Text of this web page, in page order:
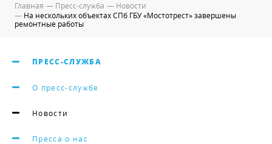
Главная — Пресс-служба — Новости
— На нескольких объектах СПб ГБУ «Мостотрест» завершены
ремонтные работы
ПРЕСС-СЛУЖБА
О пресс-службе
Новости
Пресса о нас